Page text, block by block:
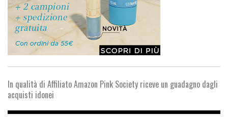
In qualità di Affiliato Amazon Pink Society riceve un guadagno dagli
acquisti idonei